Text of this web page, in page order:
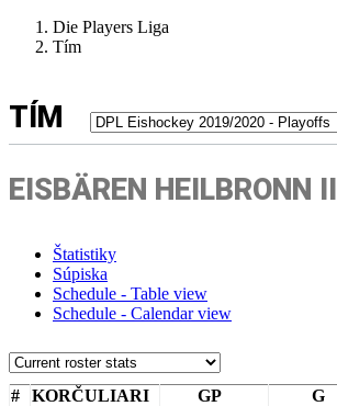
Die Players Liga
Tím
TÍM
EISBÄREN HEILBRONN II
Štatistiky
Súpiska
Schedule - Table view
Schedule - Calendar view
# KORČULIARI GP G